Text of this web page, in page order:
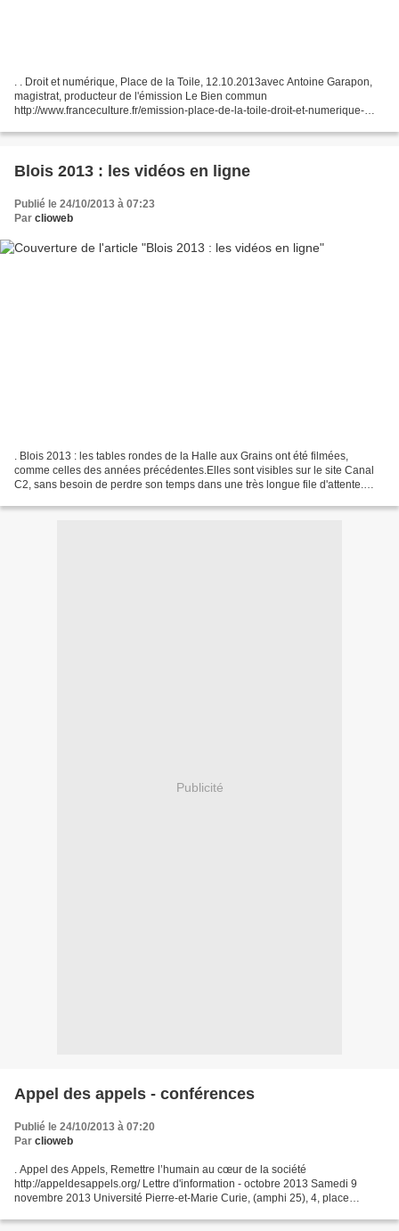
. . Droit et numérique, Place de la Toile, 12.10.2013avec Antoine Garapon,
magistrat, producteur de l'émission Le Bien commun
http://www.franceculture.fr/emission-place-de-la-toile-droit-et-numerique-
Blois 2013 : les vidéos en ligne
Publié le 24/10/2013 à 07:23
Par clioweb
. Blois 2013 : les tables rondes de la Halle aux Grains ont été filmées,
comme celles des années précédentes.Elles sont visibles sur le site Canal
C2, sans besoin de perdre son temps dans une très longue file d'attente.
Publicité
Appel des appels - conférences
Publié le 24/10/2013 à 07:20
Par clioweb
. Appel des Appels, Remettre l’humain au cœur de la société
http://appeldesappels.org/ Lettre d'information - octobre 2013 Samedi 9
novembre 2013 Université Pierre-et-Marie Curie, (amphi 25), 4, place